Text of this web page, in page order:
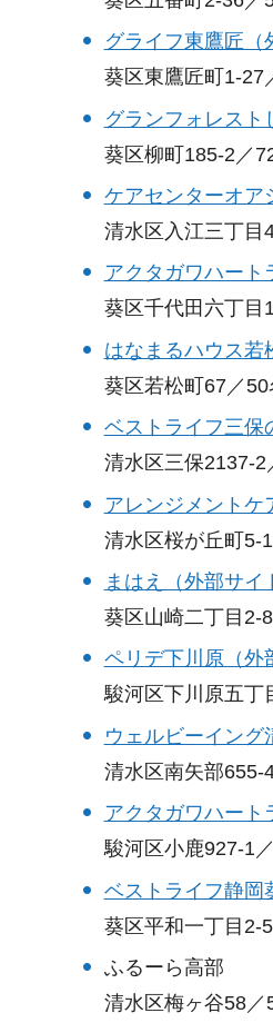
グライフ東鷹匠（
葵区東鷹匠町1-27
グランフォレスト
葵区柳町185-2／
ケアセンターオア
清水区入江三丁目
アクタガワハート
葵区千代田六丁目
はなまるハウス若
葵区若松町67／
ベストライフ三保
清水区三保2137-
アレンジメントケ
清水区桜が丘町5-
まはえ（外部サイ
葵区山崎二丁目2-
ペリデ下川原（外
駿河区下川原五丁
ウェルビーイング
清水区南矢部655-
アクタガワハート
駿河区小鹿927-1
ベストライフ静岡
葵区平和一丁目2-
ふるーら高部
清水区梅ヶ谷58／